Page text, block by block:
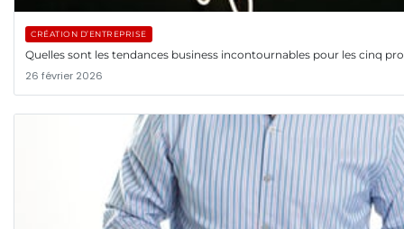
CRÉATION D’ENTREPRISE
Quelles sont les tendances business incontournables pour les cinq
26 février 2026